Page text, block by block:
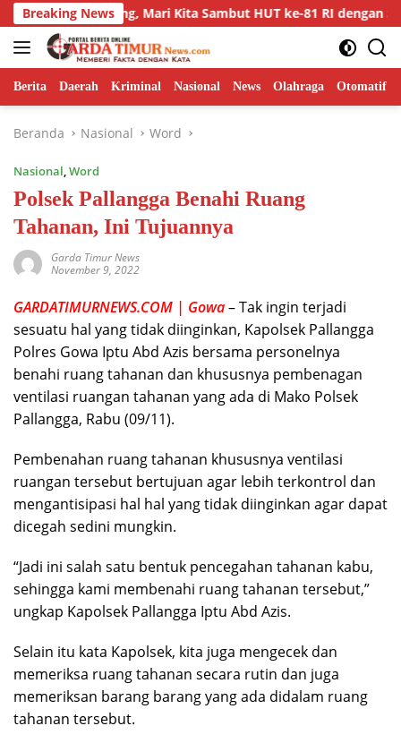
Langsung
ke
konten
Breaking News
Mari Kita Sambut HUT ke-81 RI dengan Semangat
Berita Daerah Kriminal Nasional News Olahraga Otomatif
Beranda Nasional Word
Nasional,Word
Polsek Pallangga Benahi Ruang
Tahanan, Ini Tujuannya
Garda Timur News
November 9, 2022
GARDATIMURNEWS.COM | Gowa– Tak ingin terjadi
sesuatu hal yang tidak diinginkan, Kapolsek Pallangga
Polres Gowa Iptu Abd Azis bersama personelnya
benahi ruang tahanan dan khususnya pembenagan
ventilasi ruangan tahanan yang ada di Mako Polsek
Pallangga, Rabu (09/11).
Pembenahan ruang tahanan khususnya ventilasi
ruangan tersebut bertujuan agar lebih terkontrol dan
mengantisipasi hal hal yang tidak diinginkan agar dapat
dicegah sedini mungkin.
“Jadi ini salah satu bentuk pencegahan tahanan kabu,
sehingga kami membenahi ruang tahanan tersebut,”
ungkap Kapolsek Pallangga Iptu Abd Azis.
Selain itu kata Kapolsek, kita juga mengecek dan
memeriksa ruang tahanan secara rutin dan juga
memeriksan barang barang yang ada didalam ruang
tahanan tersebut.